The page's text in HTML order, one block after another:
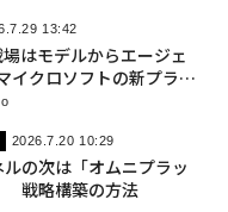
13:42
はモデルからエージェ
クロソフトの新プラッ
2026.7.20 10:29
の次は「オムニプラッ
戦略構築の方法